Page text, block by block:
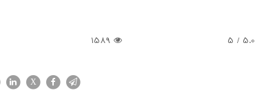
5.0
/ 5
1589
X